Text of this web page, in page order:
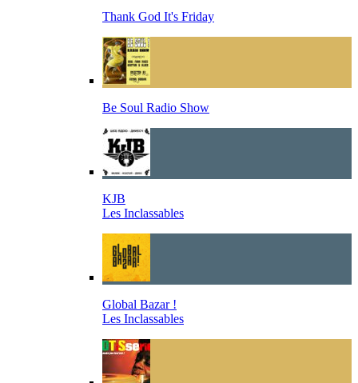
Thank God It's Friday
Be Soul Radio Show
KJB
Les Inclassables
Global Bazar !
Les Inclassables